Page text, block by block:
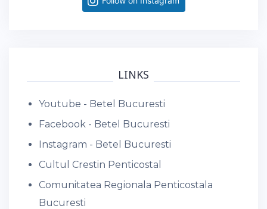
LINKS
Youtube - Betel Bucuresti
Facebook - Betel Bucuresti
Instagram - Betel Bucuresti
Cultul Crestin Penticostal
Comunitatea Regionala Penticostala
Bucuresti